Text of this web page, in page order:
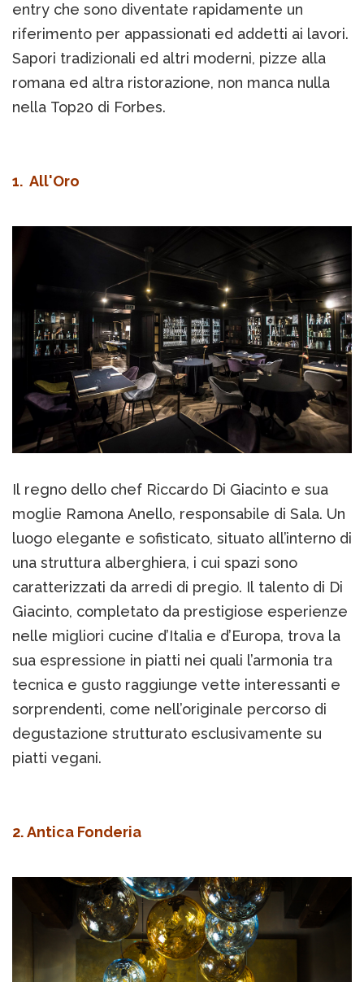
entry che sono diventate rapidamente un
riferimento per appassionati ed addetti ai lavori.
Sapori tradizionali ed altri moderni, pizze alla
romana ed altra ristorazione, non manca nulla
nella Top20 di Forbes.
1. All'Oro
Il regno dello chef Riccardo Di Giacinto e sua
moglie Ramona Anello, responsabile di Sala. Un
luogo elegante e sofisticato, situato all’interno di
una struttura alberghiera, i cui spazi sono
caratterizzati da arredi di pregio. Il talento di Di
Giacinto, completato da prestigiose esperienze
nelle migliori cucine d’Italia e d’Europa, trova la
sua espressione in piatti nei quali l’armonia tra
tecnica e gusto raggiunge vette interessanti e
sorprendenti, come nell’originale percorso di
degustazione strutturato esclusivamente su
piatti vegani.
2. Antica Fonderia